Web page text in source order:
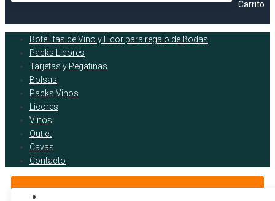
Carrito
Botellitas de Vino y Licor para regalo de Bodas
Packs Licores
Tarjetas y Pegatinas
Bolsas
Packs Vinos
Licores
Vinos
Outlet
Cavas
Contacto